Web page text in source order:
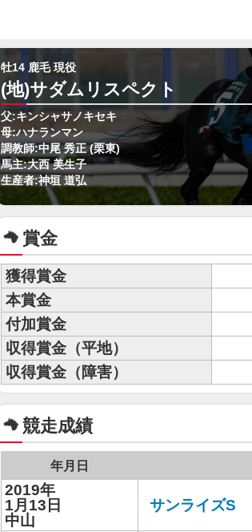
牡14 鹿毛 現役
(地)サダムリスペクト
父:キンシャサノキセキ
母:ハナランマン
調教師:中尾 秀正 (栗東)
馬主:大西 美生子
生産者:神垣 道弘
賞金
獲得賞金
本賞金
付加賞金
収得賞金（平地）
収得賞金（障害）
競走成績
年月日
2019年
1月13日
中山
サンライズS